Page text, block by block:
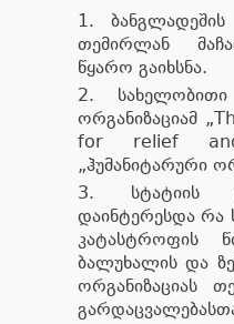
თემირლან
წყარო გაიხსნა.
ორგანიზაციამ
for relief and
„ჰუმანიტარური
სტატიის
დაინტერესდა რა
კატასტროფის
ბალუხალის და
ორგანიზაციას